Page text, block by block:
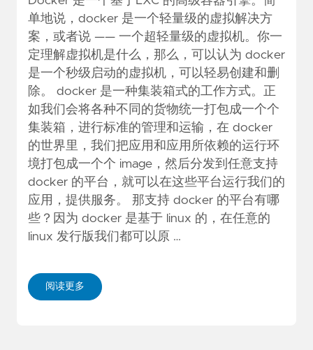
单地说，docker 是一个轻量级的虚拟解决方
案，或者说 —— 一个超轻量级的虚拟机。你一
定理解虚拟机是什么，那么，可以认为 docker
是一个秒级启动的虚拟机，可以轻易创建和删
除。 docker 是一种集装箱式的工作方式。正
如我们会将各种不同的货物统一打包成一个个
集装箱，进行标准的管理和运输，在 docker
的世界里，我们把应用和应用所依赖的运行环
境打包成一个个 image，然后分发到任意支持
docker 的平台，就可以在这些平台运行我们的
应用，提供服务。 那支持 docker 的平台有哪
些？因为 docker 是基于 linux 的，在任意的
linux 发行版我们都可以原 …
阅读更多